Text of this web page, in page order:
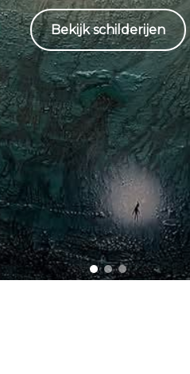
Naar de gompy’s